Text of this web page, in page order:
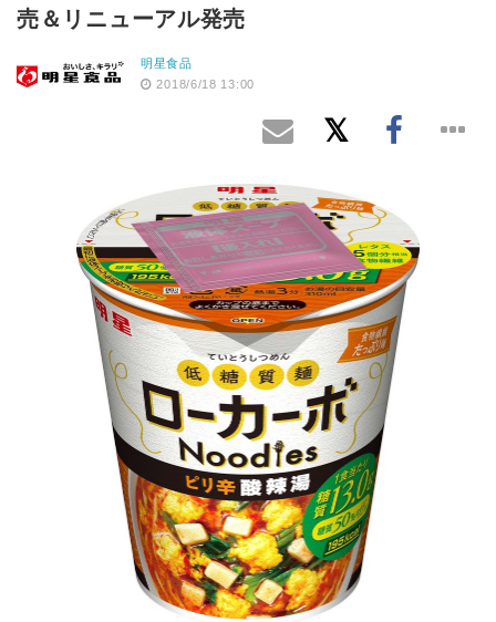
売＆リニューアル発売
明星食品
2018/6/18 13:00